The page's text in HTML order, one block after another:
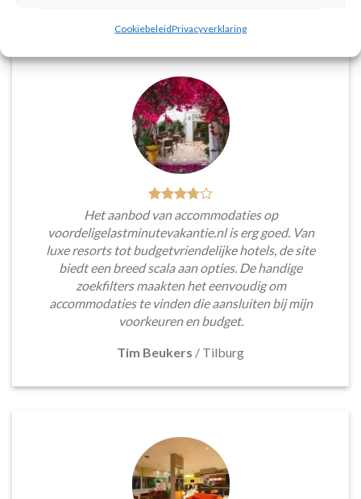
CookiebeleidPrivacyverklaring
Het aanbod van accommodaties op
voordeligelastminutevakantie.nl is erg goed. Van
luxe resorts tot budgetvriendelijke hotels, de site
biedt een breed scala aan opties. De handige
zoekfilters maakten het eenvoudig om
accommodaties te vinden die aansluiten bij mijn
voorkeuren en budget.
Tim Beukers / Tilburg